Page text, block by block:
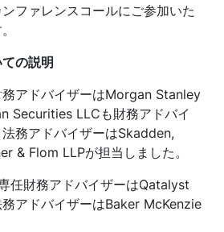
ファレンスコールにご参加いた
の説明
アドバイザーはMorgan Stanley
Securities LLCも財務アドバイ
務アドバイザーはSkadden,
& Flom LLPが担当しました。
任財務アドバイザーはQatalyst
アドバイザーはBaker McKenzie